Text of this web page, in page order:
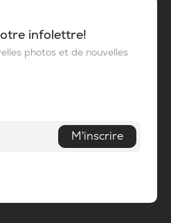
infolettre!
photos et de nouvelles
M'inscrire